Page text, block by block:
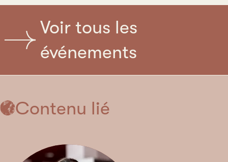
Voir tous les
événements
Contenu lié